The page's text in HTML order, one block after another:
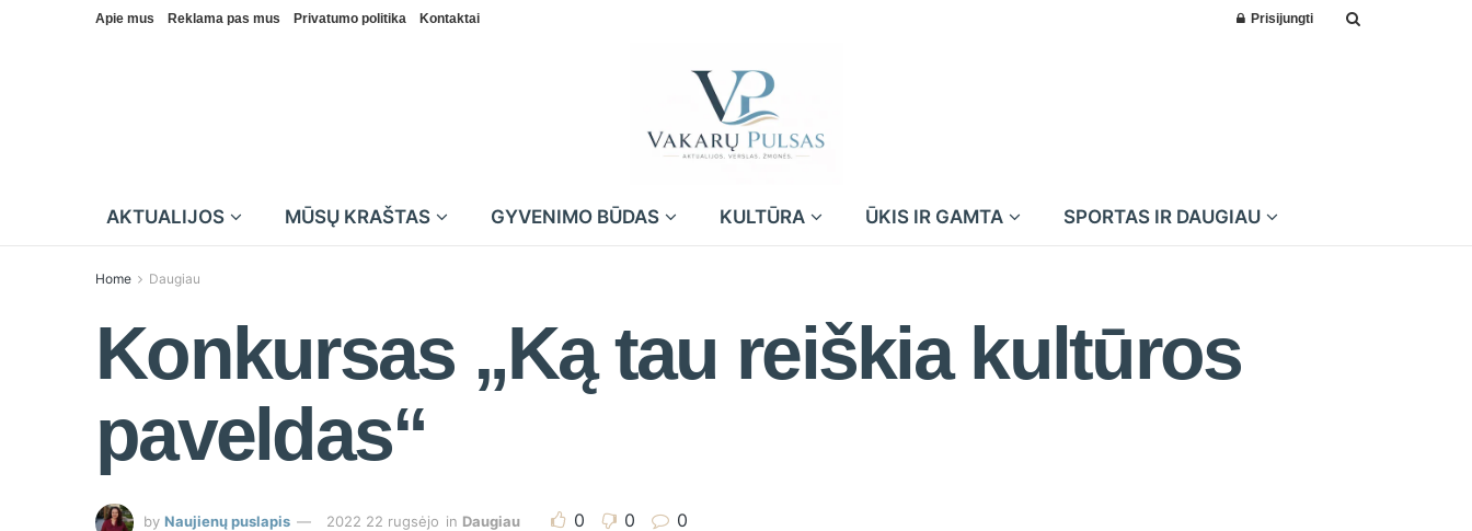
Apie mus Reklama pas mus Privatumo politika Kontaktai Prisijungti
AKTUALIJOS MŪSŲ KRAŠTAS GYVENIMO BŪDAS KULTŪRA ŪKIS IR GAMTA SPORTAS IR DAUGIAU
Home Daugiau
Konkursas „Ką tau reiškia kultūros
paveldas“
by Naujienų puslapis 2022 22 rugsėjo in Daugiau 0 0 0